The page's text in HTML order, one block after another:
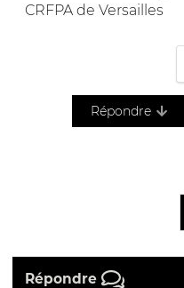
CRFPA de Versailles
Répondre
Répondre